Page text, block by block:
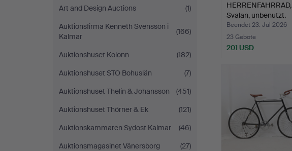
Art and Design Auctions
(1)
Auktionsfirma Kenneth Svensson i
Kalmar
(166)
Auktionshuset Kolonn
(182)
Auktionshuset STO Bohuslän
(7)
Auktionshuset Thelin & Johansson
(451)
Auktionshuset Thörner & Ek
(121)
Auktionskammaren Sydost Kalmar
(46)
Auktionsmagasinet Vänersborg
(27)
HERRENFAHRRAD,
Svalan, unbenutzt.
Beendet 23. Jul 2026
23 Gebote
201 USD